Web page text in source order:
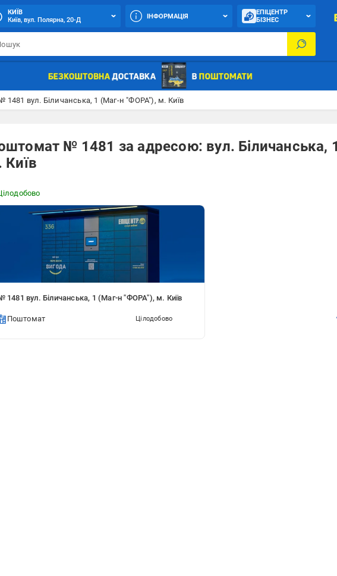
КИЇВ
Київ, вул. Полярна, 20-Д
ІНФОРМАЦІЯ
ЕПІЦЕНТР
БІЗНЕС
1481 вул. Біличанська, 1 (Маг-н "ФОРА"), м. Київ
№ 1481 за адресою: вул. Біличанська,
Київ
1481 вул. Біличанська, 1 (Маг-н "ФОРА"), м. Київ
Поштомат Цілодобово